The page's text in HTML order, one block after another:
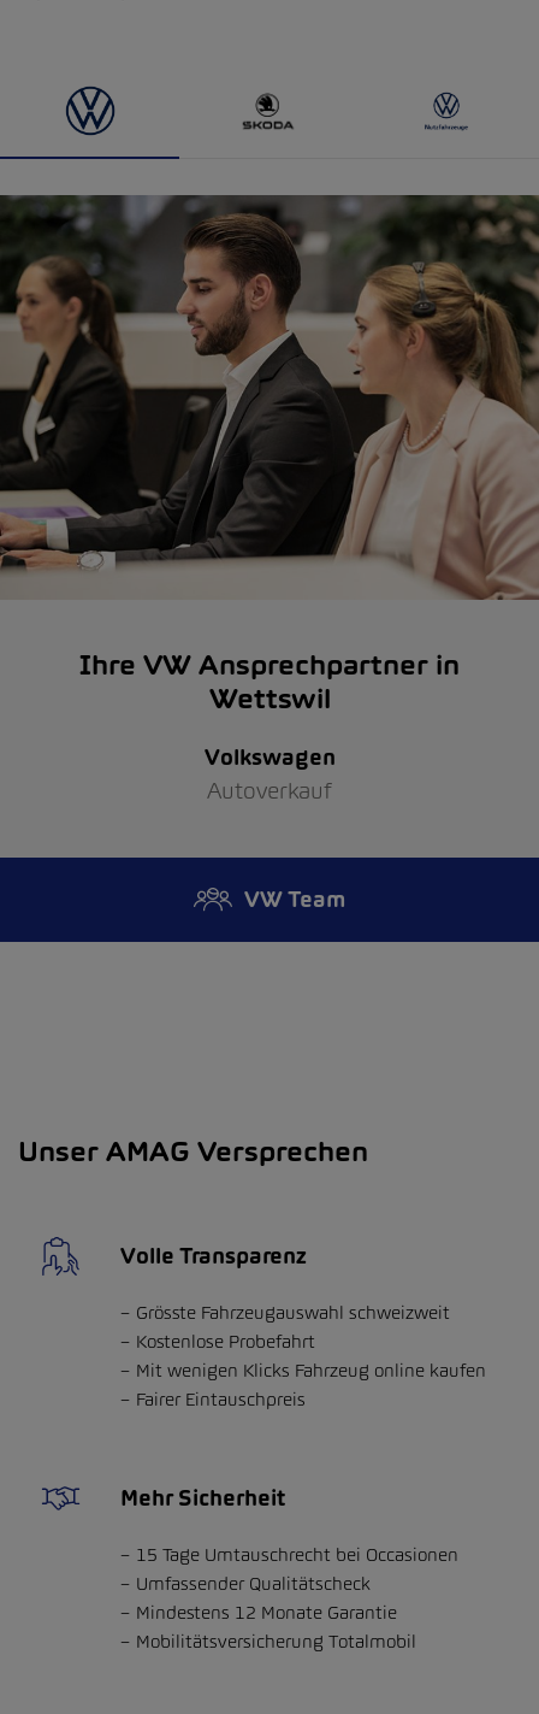
Ihre VW Ansprechpartner in
Wettswil
Volkswagen
Autoverkauf
VW Team
Unser AMAG Versprechen
Volle Transparenz
Grösste Fahrzeugauswahl schweizweit
Kostenlose Probefahrt
Mit wenigen Klicks Fahrzeug online kaufen
Fairer Eintauschpreis
Mehr Sicherheit
15 Tage Umtauschrecht bei Occasionen
Umfassender Qualitätscheck
Mindestens 12 Monate Garantie
Mobilitätsversicherung Totalmobil